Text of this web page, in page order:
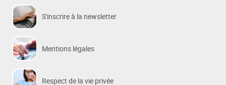
S'inscrire à la newsletter
Mentions légales
Respect de la vie privée